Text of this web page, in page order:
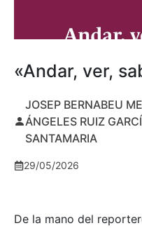
«Andar, ver,
JOSEP BERNABEU
ÁNGELES RUIZ
SANTAMARIA
29/05/2026
De la mano del